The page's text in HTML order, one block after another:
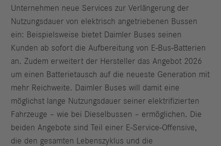
Unternehmen neue Services zur Verlängerung der
Nutzungsdauer von elektrisch angetriebenen Bussen
ein: Beispielsweise bietet Daimler Buses seinen
Kunden ab sofort die Aufbereitung von E-Bus-Batterien
an. Zudem erweitert der Hersteller das Angebot 2026
um einen Batterietausch auf die neueste Generation mit
mehr Reichweite. Daimler Buses will damit eine
möglichst lange Nutzungsdauer seiner elektrifizierten
Fahrzeuge – wie bei Dieselbussen – ermöglichen. Die
beiden Angebote sind Teil einer E-Service-Offensive,
die den gesamten Lebenszyklus und die